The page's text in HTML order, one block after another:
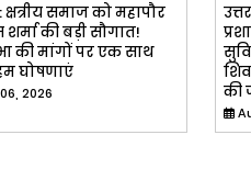
क्षत्रीय समाज को महापौर
की बड़ी सौगात!
की मांगों पर एक साथ
घोषणाएं
2026
की